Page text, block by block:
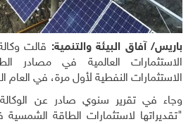
باريس/ آفاق البيئة والتنمية: قالت
الاستثمارات العالمية في مصادر
الاستثمارات النفطية لأول مرة، في العام
وجاء في تقرير سنوي صادر عن
"تقديراتها لاستثمارات الطاقة الشمسية